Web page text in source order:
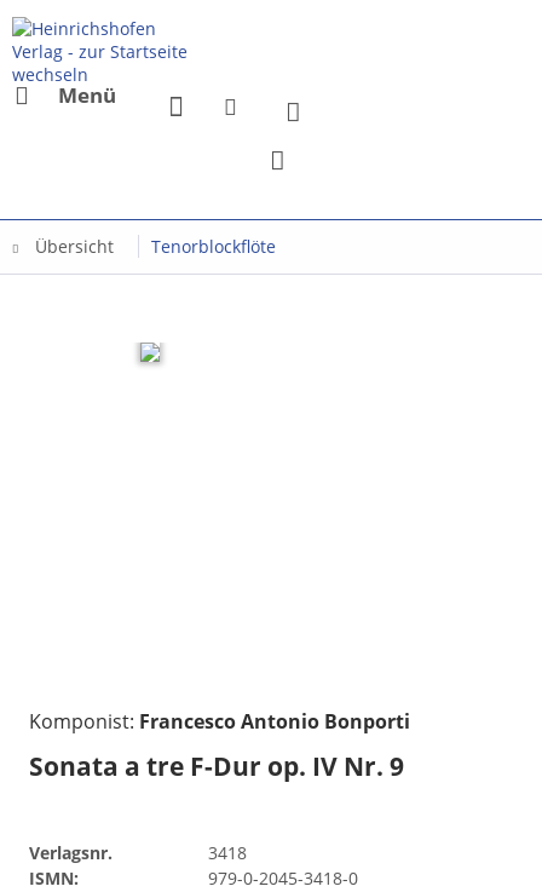
Menü
Übersicht Tenorblockflöte
Komponist: Francesco Antonio Bonporti
Sonata a tre F-Dur op. IV Nr. 9
Verlagsnr.
3418
ISMN:
979-0-2045-3418-0